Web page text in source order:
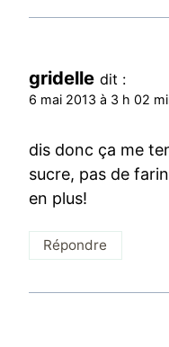
gridelle dit :
6 mai 2013 à 3 h 02
dis donc ça me
sucre, pas de
en plus!
Répondre